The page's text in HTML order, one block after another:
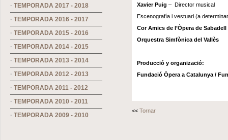
· TEMPORADA 2017 - 2018
· TEMPORADA 2016 - 2017
· TEMPORADA 2015 - 2016
· TEMPORADA 2014 - 2015
· TEMPORADA 2013 - 2014
· TEMPORADA 2012 - 2013
· TEMPORADA 2011 - 2012
· TEMPORADA 2010 - 2011
· TEMPORADA 2009 - 2010
Xavier Puig – Director musical
Escenografía i vestuari (a
Cor Amics de l’Òpera de Sabadell
Orquestra Simfònica del Vallès
Producció y organizació:
Fundació Òpera a Catalunya /
<< Tornar